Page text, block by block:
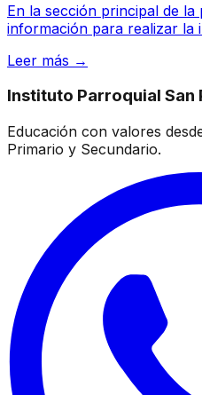
En la sección principal de
información para realizar la
Leer más →
Instituto Parroquial San
Educación con valores
Primario y Secundario.